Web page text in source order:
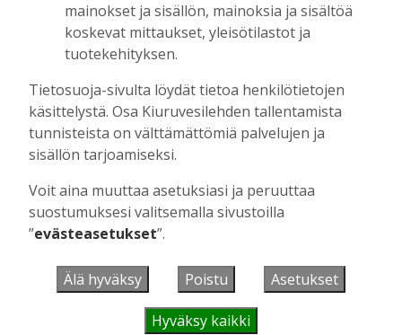
OP Kaskimaan vakavaraisuus vahvistui –
korkotason muutos heijastui alkuvuoden
tulokseen
Toimitus 6.8.2026 13:18
Mikko Remes täyttää 50 vuotta – vaikka
villitystäkin on havaittavissa, sanoo
hölläämään vauhtia
Tilaajille
Aku Laatikainen
mainokset ja sisällön, mainoksia ja sisältöä
koskevat mittaukset, yleisötilastot ja
tuotekehityksen.
Tietosuoja-sivulta löydät tietoa henkilötietojen
käsittelystä. Osa Kiuruvesilehden tallentamista
tunnisteista on välttämättömiä palvelujen ja
sisällön tarjoamiseksi.
Voit aina muuttaa asetuksiasi ja peruuttaa
suostumuksesi valitsemalla sivustoilla
”evästeasetukset”.
Älä hyväksy Poistu Asetukset
Hyväksy kaikki